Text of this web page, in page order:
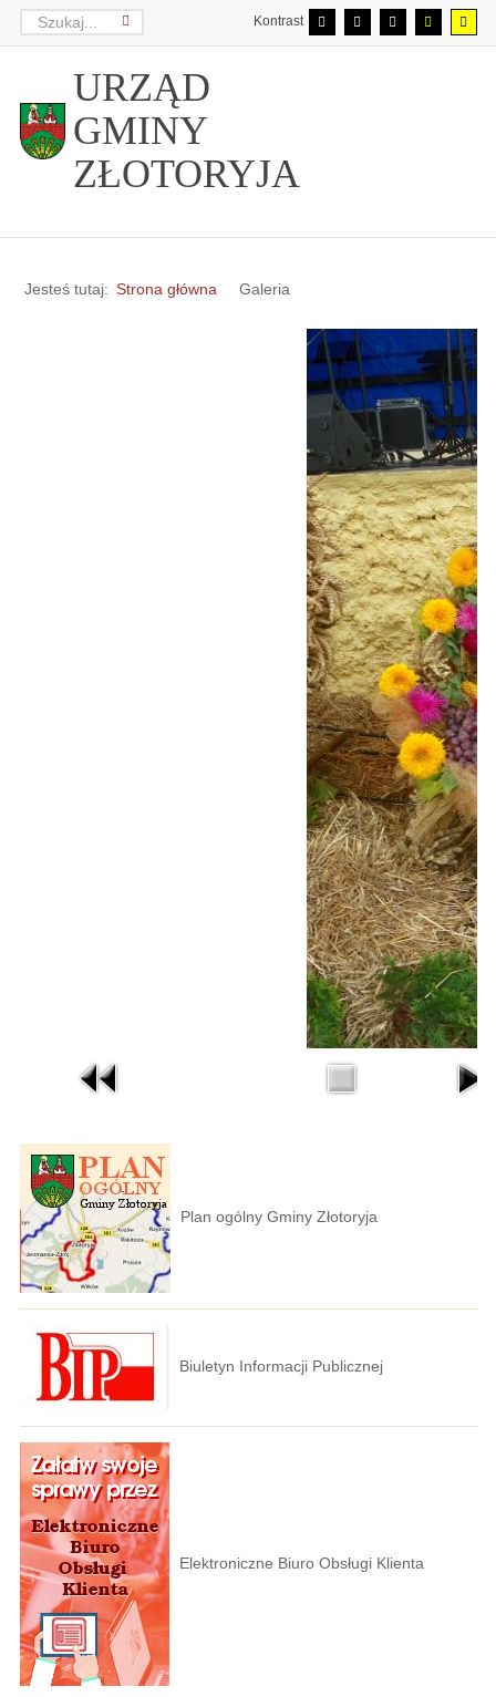
Kontrast
URZĄD
GMINY
ZŁOTORYJA
Jesteś tutaj: Strona główna Galeria
Plan ogólny Gminy Złotoryja
Biuletyn Informacji Publicznej
Elektroniczne Biuro Obsługi Klienta